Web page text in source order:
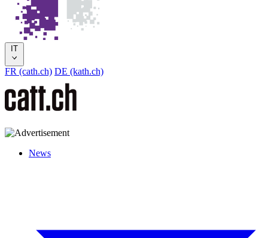
IT
FR (cath.ch) DE (kath.ch)
News